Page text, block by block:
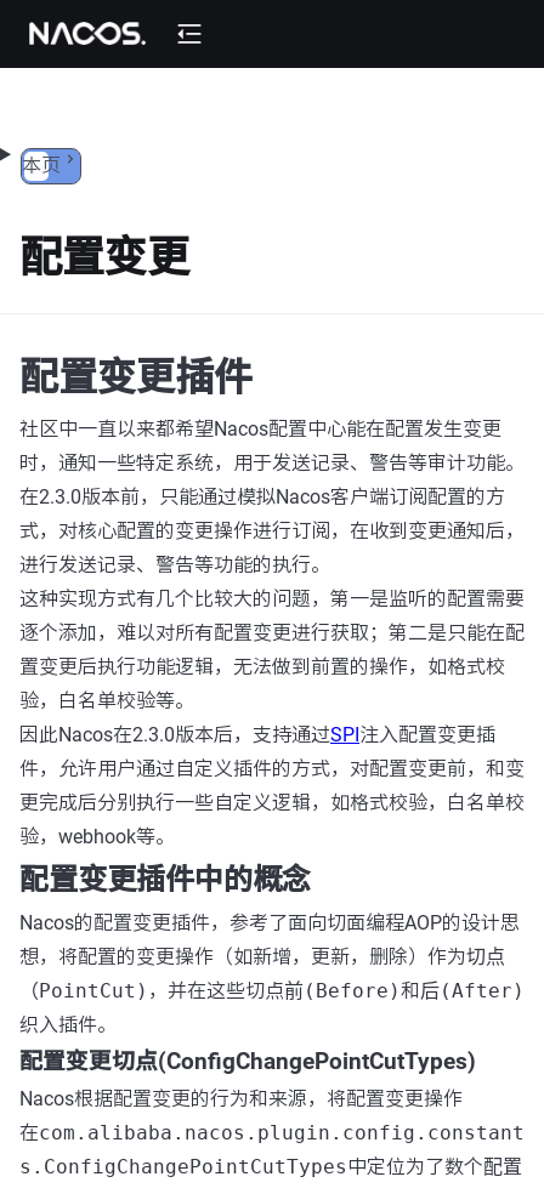
跳转到内容
本页
配置变更
配置变更插件
社区中一直以来都希望Nacos配置中心能在配置发生变更
时，通知一些特定系统，用于发送记录、警告等审计功能。
在2.3.0版本前，只能通过模拟Nacos客户端订阅配置的方
式，对核心配置的变更操作进行订阅，在收到变更通知后，
进行发送记录、警告等功能的执行。
这种实现方式有几个比较大的问题，第一是监听的配置需要
逐个添加，难以对所有配置变更进行获取；第二是只能在配
置变更后执行功能逻辑，无法做到前置的操作，如格式校
验，白名单校验等。
因此Nacos在2.3.0版本后，支持通过SPI注入配置变更插
件，允许用户通过自定义插件的方式，对配置变更前，和变
更完成后分别执行一些自定义逻辑，如格式校验，白名单校
验，webhook等。
配置变更插件中的概念
Nacos的配置变更插件，参考了面向切面编程AOP的设计思
想，将配置的变更操作（如新增，更新，删除）作为切点
（PointCut) ，并在这些切点前(Before)和后(After)
织入插件。
配置变更切点(ConfigChangePointCutTypes)
Nacos根据配置变更的行为和来源，将配置变更操作
在com.alibaba.nacos.plugin.config.constant
s.ConfigChangePointCutTypes 中定位为了数个配置